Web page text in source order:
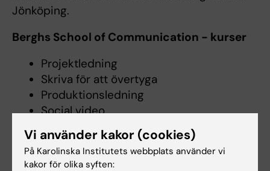
Jönköping.
Berghs School of Communication - kurser
Projektledning
Skriva för att övertyga
Produktionsledning
Social video
Marknadsföring på Facebook och
Instagram
Övriga kurser
Vi använder kakor (cookies)
På Karolinska Institutets webbplats använder vi
kakor för olika syften: